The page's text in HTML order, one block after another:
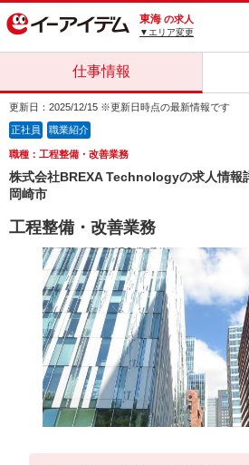
東海 の求人
▼エリア変更
仕事情報
更新日：2025/12/15 ※更新日時点の最新情報です
正社員 職業紹介
職種：工程整備・改善業務
株式会社BREXA Technologyの求人情報
岡崎市
工程整備・改善業務